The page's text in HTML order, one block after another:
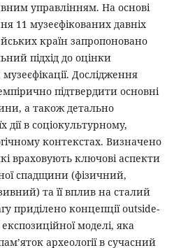
управлінням. На основі
11 музеєфікованих давніх
країн запропоновано
підхід до оцінки
Дослідження
підтвердити основні
а також детально
в соціокультурному,
контекстах. Визначено
враховують ключові аспекти
спадщини (фізичний,
та її вплив на сталий
приділено концепції outside-
моделі, яка
археології в сучасний